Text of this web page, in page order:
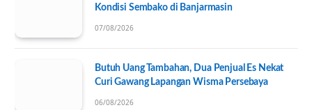
Kondisi Sembako di Banjarmasin
07/08/2026
Butuh Uang Tambahan, Dua Penjual Es Nekat
Curi Gawang Lapangan Wisma Persebaya
06/08/2026